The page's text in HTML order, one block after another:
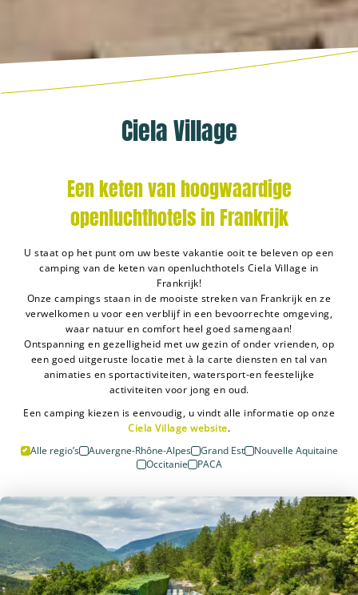
Ciela Village
Een keten van hoogwaardige
openluchthotels in Frankrijk
U staat op het punt om uw beste vakantie ooit te beleven op een
camping van de keten van openluchthotels Ciela Village in
Frankrijk!
Onze campings staan in de mooiste streken van Frankrijk en ze
verwelkomen u voor een verblijf in een bevoorrechte omgeving,
waar natuur en comfort heel goed samengaan!
Ontspanning en gezelligheid met uw gezin of onder vrienden, op
een goed uitgeruste locatie met à la carte diensten en tal van
animaties en sportactiviteiten, watersport-en feestelijke
activiteiten voor jong en oud.
Een camping kiezen is eenvoudig, u vindt alle informatie op onze
Ciela Village website.
Alle regio’s
Auvergne-Rhône-Alpes Grand Est
Nouvelle Aquitaine
Occitanie
PACA